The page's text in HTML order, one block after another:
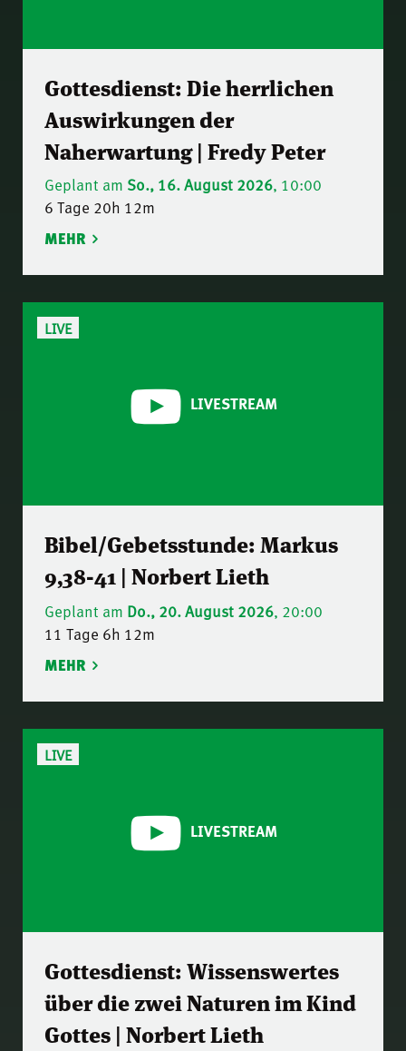
Gottesdienst: Die herrlichen
Auswirkungen der
Naherwartung | Fredy Peter
Geplant am So., 16. August 2026, 10:00
6 Tage 20h 12m
MEHR
LIVE
LIVESTREAM
Bibel/Gebetsstunde: Markus
9,38-41 | Norbert Lieth
Geplant am Do., 20. August 2026, 20:00
11 Tage 6h 12m
MEHR
LIVE
LIVESTREAM
Gottesdienst: Wissenswertes
über die zwei Naturen im Kind
Gottes | Norbert Lieth